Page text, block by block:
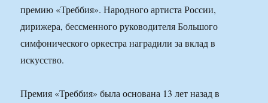
премию «Треббия». Народного артиста России,
дирижера, бессменного руководителя Большого
симфонического оркестра наградили за вклад в
искусство.
Премия «Треббия» была основана 13 лет назад в